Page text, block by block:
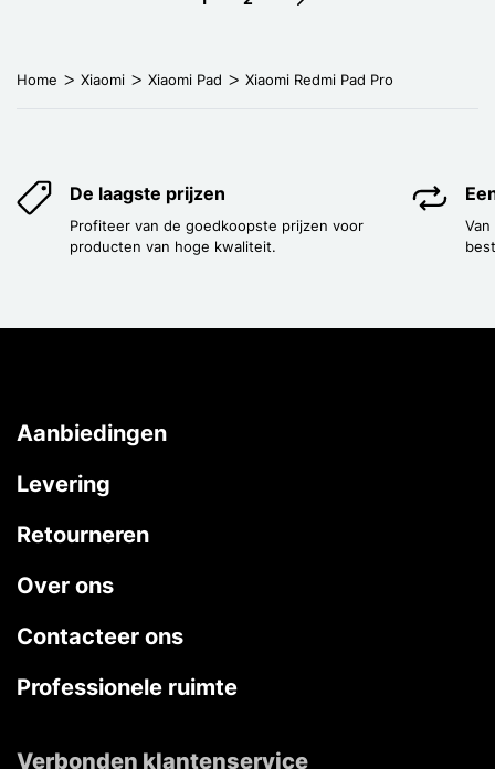
Home Xiaomi Xiaomi Pad Xiaomi Redmi Pad Pro
De laagste prijzen
Profiteer van de goedkoopste prijzen voor
producten van hoge kwaliteit.
Aanbiedingen
Levering
Retourneren
Over ons
Contacteer ons
Professionele ruimte
Verbonden klantenservice